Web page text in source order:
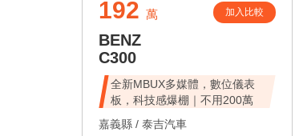
192 萬 加入比較
BENZ
C300
全新MBUX多媒體，數位儀表
板，科技感爆棚｜不用200萬
嘉義縣 / 泰吉汽車